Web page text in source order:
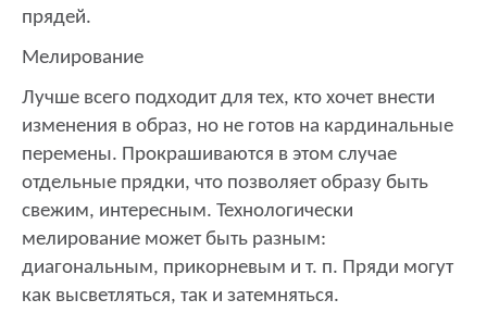
прядей.
Мелирование
Лучше всего подходит для тех, кто хочет внести
изменения в образ, но не готов на кардинальные
перемены. Прокрашиваются в этом случае
отдельные прядки, что позволяет образу быть
свежим, интересным. Технологически
мелирование может быть разным:
диагональным, прикорневым и т. п. Пряди могут
как высветляться, так и затемняться.